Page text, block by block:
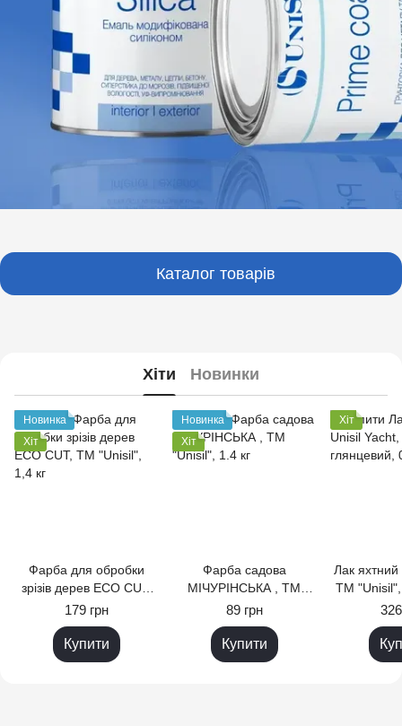
Каталог товарів
Хіти Новинки
Новинка
Хіт
Фарба для обробки
зрізів дерев ECO CUT,
TM "Unisil", 1,4 кг
179 грн
Купити
Новинка
Хіт
Фарба садова
МІЧУРІНСЬКА , TM
"Unisil", 1.4 кг
89 грн
Купити
Хіт
Лак
ТМ "Unisil",